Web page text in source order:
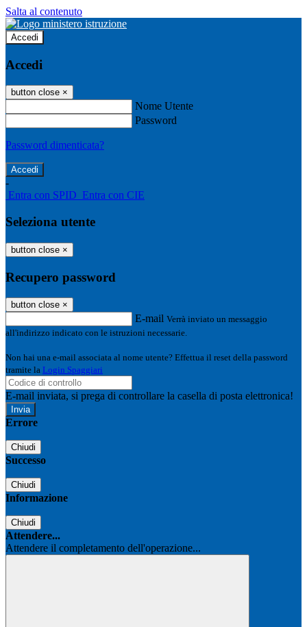
Salta al contenuto
Accedi
Accedi
button close ×
Nome Utente
Password
Password dimenticata?
-
Entra con SPID Entra con CIE
Seleziona utente
button close ×
Recupero password
button close ×
E-mail Verrà inviato un messaggio
all'indirizzo indicato con le istruzioni necessarie.
Non hai una e-mail associata al nome utente? Effettua il reset della password
tramite la Login Spaggiari
E-mail inviata, si prega di controllare la casella di posta elettronica!
Errore
Chiudi
Successo
Chiudi
Informazione
Chiudi
Attendere...
Attendere il completamento dell'operazione...